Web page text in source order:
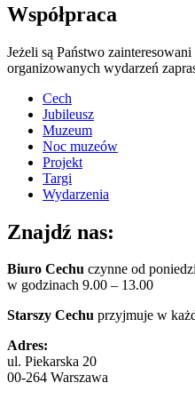
Współpraca
Jeżeli są Państwo
organizowanych wydarzeń
Cech
Jubileusz
Muzeum
Noc muzeów
Projekt
Targi
Wydarzenia
Znajdź nas:
Biuro Cechu czynne od
w godzinach 9.00 – 13.00
Starszy Cechu przyjmuje w
Adres:
ul. Piekarska 20
00-264 Warszawa